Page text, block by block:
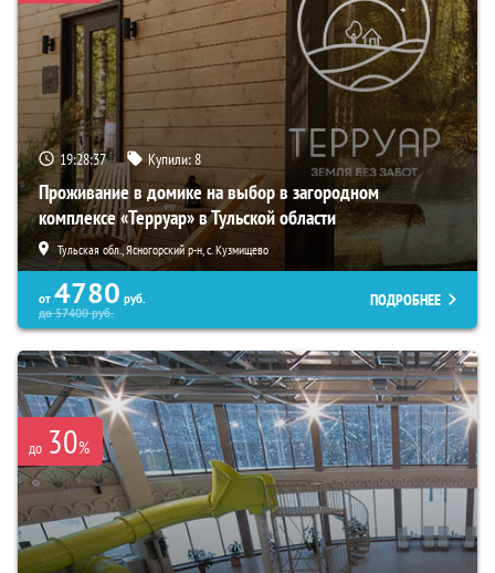
19:28:36 Купили:8
Проживание в домике на выбор в загородном
комплексе «Терруар» в Тульской области
Тульская обл., Ясногорский р-н, с. Кузмищево
от 4780 руб.
до57400руб.
ПОДРОБНЕЕ
до 30%